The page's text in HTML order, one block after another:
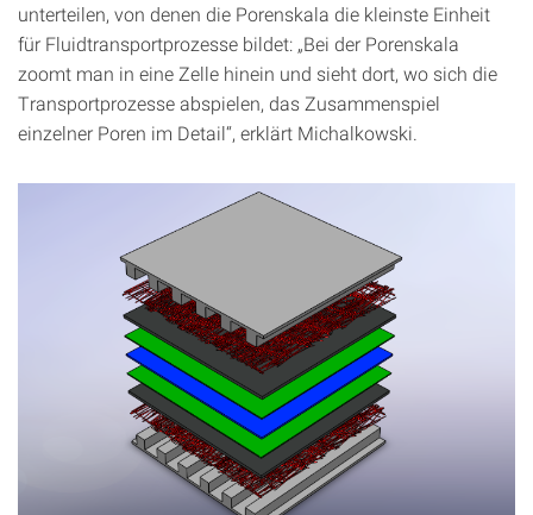
unterteilen, von denen die Porenskala die kleinste Einheit
für Fluidtransportprozesse bildet: „Bei der Porenskala
zoomt man in eine Zelle hinein und sieht dort, wo sich die
Transportprozesse abspielen, das Zusammenspiel
einzelner Poren im Detail“, erklärt Michalkowski.